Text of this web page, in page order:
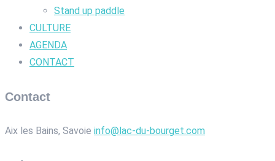
Stand up paddle
CULTURE
AGENDA
CONTACT
Contact
Aix les Bains, Savoie info@lac-du-bourget.com